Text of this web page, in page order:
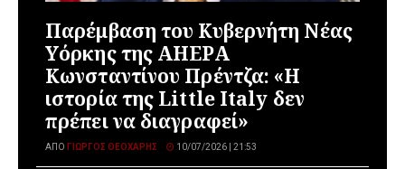
Παρέμβαση του Κυβερνήτη Νέας
Υόρκης της AHEPA
Κωνσταντίνου Πρέντζα: «Η
ιστορία της Little Italy δεν
πρέπει να διαγραφεί»
ΑΠΌ ΓΙΏΡΓΟΣ ΘΕΟΧΆΡΗΣ 10/07/2026 | 21:53